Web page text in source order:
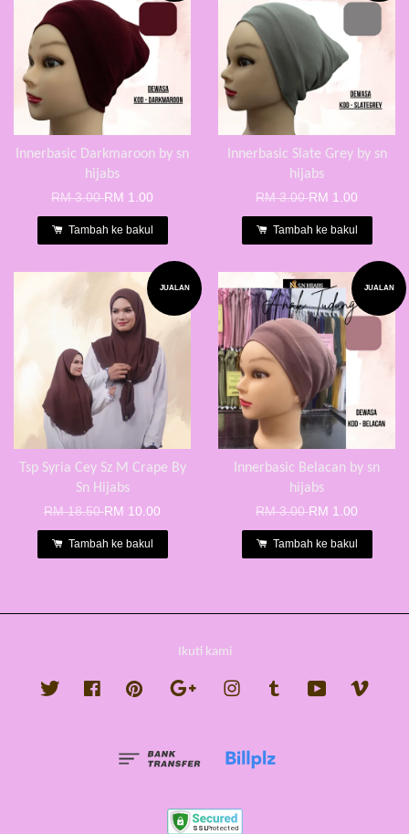
Innerbasic Darkmaroon by sn
hijabs
RM 3.00RM 1.00
Tambah ke bakul
Innerbasic Slate Grey by sn
hijabs
RM 3.00RM 1.00
Tambah ke bakul
JUALAN
Tsp Syria Cey Sz M Crape By
Sn Hijabs
RM 18.50RM 10.00
Tambah ke bakul
JUALAN
Innerbasic Belacan by sn
hijabs
RM 3.00RM 1.00
Tambah ke bakul
Ikuti kami
Twitter FacebookPinterest Google InstagramTumblr YouTube